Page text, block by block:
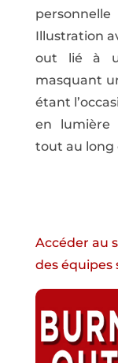
Illustration
out lié à
masquant
étant
en lumière
tout au long
Accéder au
des équipes